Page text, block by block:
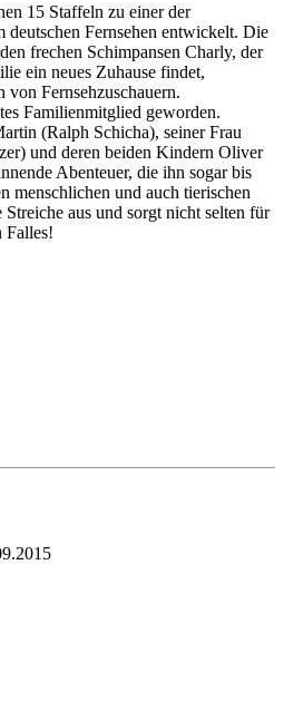
15 Staffeln zu einer der
deutschen Fernsehen entwickelt. Die
frechen Schimpansen Charly, der
ein neues Zuhause findet,
Fernsehzuschauern.
Familienmitglied geworden.
(Ralph Schicha), seiner Frau
und deren beiden Kindern Oliver
Abenteuer, die ihn sogar bis
menschlichen und auch tierischen
aus und sorgt nicht selten für
Falles!